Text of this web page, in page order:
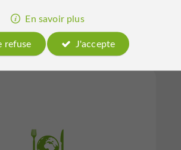
En savoir plus
refuse
J'accepte